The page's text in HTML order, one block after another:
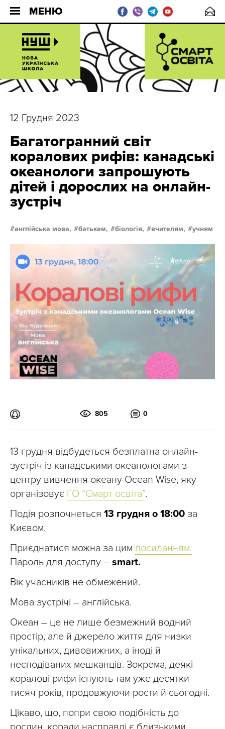
МЕНЮ
12 Грудня 2023
Багатогранний світ
коралових рифів: канадські
океанологи запрошують
дітей і дорослих на онлайн-
зустріч
англійська мова, батькам, біологія, вчителям, учням
805 0
13 грудня відбудеться безплатна онлайн-
зустріч із канадськими океанологами з
центру вивчення океану Ocean Wise, яку
організовує ГО “Смарт освіта”.
Подія розпочнеться 13 грудня о 18:00 за
Києвом.
Приєднатися можна за цим посиланням.
Пароль для доступу – smart.
Вік учасників не обмежений.
Мова зустрічі – англійська.
Океан – це не лише безмежний водний
простір, але й джерело життя для низки
унікальних, дивовижних, а іноді й
несподіваних мешканців. Зокрема, деякі
коралові рифи існують там уже десятки
тисяч років, продовжуючи рости й сьогодні.
Цікаво, що, попри свою подібність до